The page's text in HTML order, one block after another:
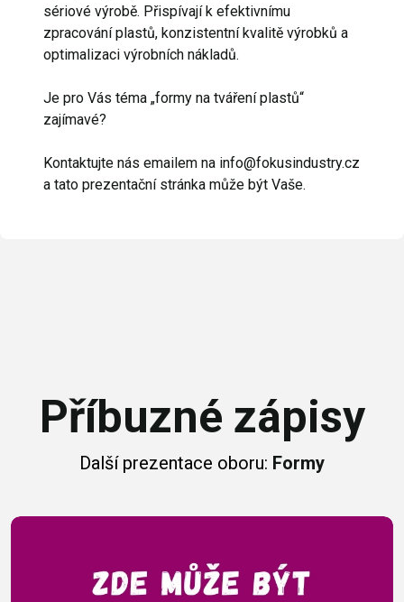
sériové výrobě. Přispívají k efektivnímu
zpracování plastů, konzistentní kvalitě výrobků a
optimalizaci výrobních nákladů.
Je pro Vás téma „formy na tváření plastů“
zajímavé?
Kontaktujte nás emailem na info@fokusindustry.cz
a tato prezentační stránka může být Vaše.
Příbuzné zápisy
Další prezentace oboru: Formy